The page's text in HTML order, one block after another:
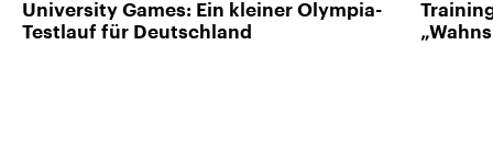
University Games: Ein kleiner Olympia-
Testlauf für Deutschland